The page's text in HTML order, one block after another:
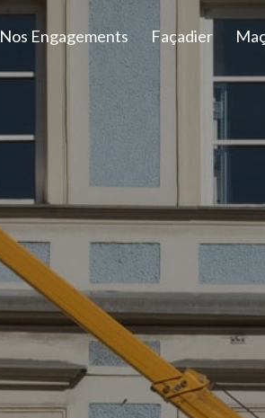
Nos Engagements Façadier